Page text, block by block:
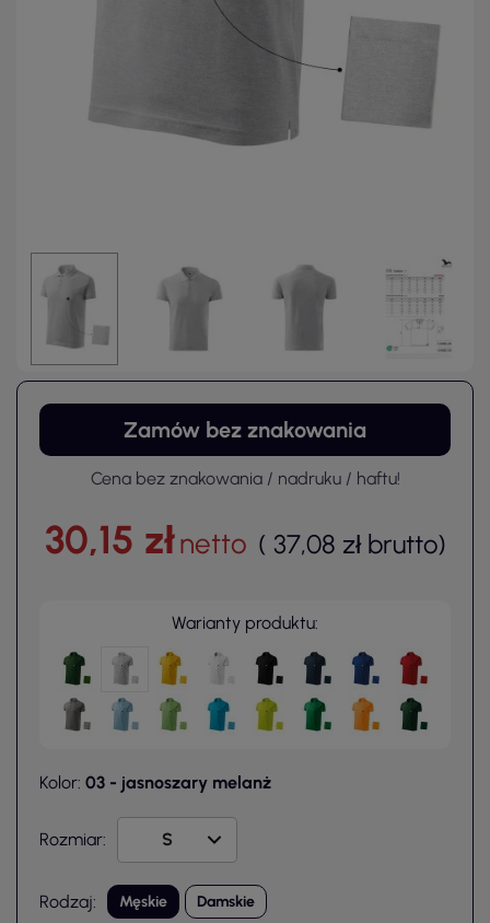
Zamów bez znakowania
Cena bez znakowania / nadruku / haftu!
30,15 złnetto ( 37,08 zł brutto)
Warianty produktu:
Kolor: 03 - jasnoszary melanż
Rozmiar:
Rodzaj: Męskie Damskie